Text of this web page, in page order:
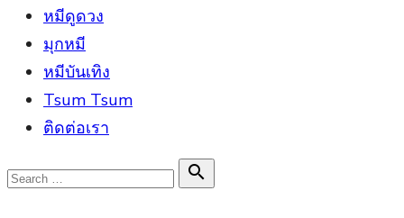
หมีดูดวง
มุกหมี
หมีบันเทิง
Tsum Tsum
ติดต่อเรา
Search

Search